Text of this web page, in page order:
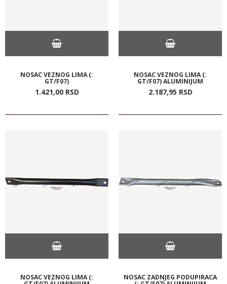
NOSAC VEZNOG LIMA (:
GT/F07)
1.421,00 RSD
NOSAC VEZNOG LIMA (:
GT/F07) ALUMINIJUM
2.187,95 RSD
NOSAC VEZNOG LIMA (: NOSAC ZADNJEG PODUPIRACA